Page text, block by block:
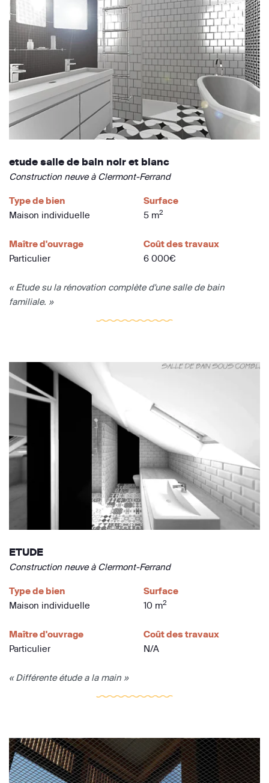
etude salle de bain noir et blanc
Construction neuve à Clermont-Ferrand
Type de bien
Maison individuelle
Surface
5 m2
Maître d'ouvrage
Particulier
Coût des travaux
6 000€
« Etude su la rénovation complète d'une salle de bain
familiale. »
ETUDE
Construction neuve à Clermont-Ferrand
Type de bien
Maison individuelle
Surface
10 m2
Maître d'ouvrage
Particulier
Coût des travaux
N/A
« Différente étude a la main »